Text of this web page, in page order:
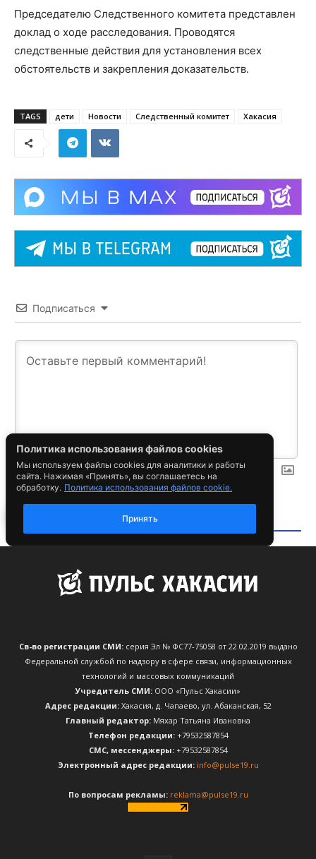
Св-во регистрации СМИ:серия Эл № ФС77-75058 от 22.02.2019 выдано
Федеральной службой по надзору в сфере связи, информационных
технологий и массовых коммуникаций
Учредитель СМИ: ООО «Пульс Хакасии»
Адрес редакции:Хакасия, д. Чапаево, ул. Абаканская, 52
Главный редактор: Мяхар Татьяна Ивановна
Телефон редакции:+79532587854
CМС, мессенджеры:+79532587854
Электронный адрес редакции: info@pulse19.ru
По вопросам рекламы: reklama@pulse19.ru